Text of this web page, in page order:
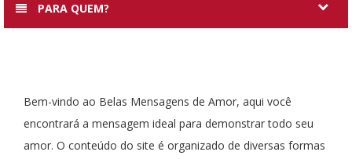
PARA QUEM?
Bem-vindo ao Belas Mensagens de Amor, aqui você
encontrará a mensagem ideal para demonstrar todo seu
amor. O conteúdo do site é organizado de diversas formas